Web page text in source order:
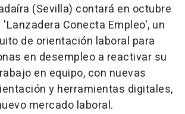
(Sevilla) contará en octubre
Conecta Empleo', un
de orientación laboral para
en desempleo a reactivar su
en equipo, con nuevas
y herramientas digitales,
mercado laboral.